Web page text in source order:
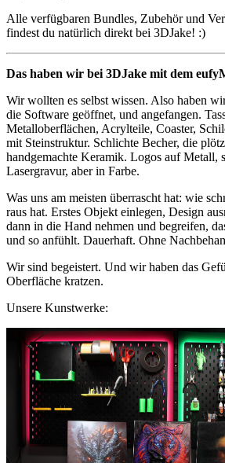
Alle verfügbaren Bundles, Zubehör und
findest du natürlich direkt bei 3DJake! :)
Das haben wir bei 3DJake mit dem
Wir wollten es selbst wissen. Also haben
die Software geöffnet, und angefangen.
Metalloberflächen, Acrylteile, Coaster,
mit Steinstruktur. Schlichte Becher, die
handgemachte Keramik. Logos auf Metall,
Lasergravur, aber in Farbe.
Was uns am meisten überrascht hat: wie
raus hat. Erstes Objekt einlegen, Design
dann in die Hand nehmen und begreifen,
und so anfühlt. Dauerhaft. Ohne
Wir sind begeistert. Und wir haben das
Oberfläche kratzen.
Unsere Kunstwerke: